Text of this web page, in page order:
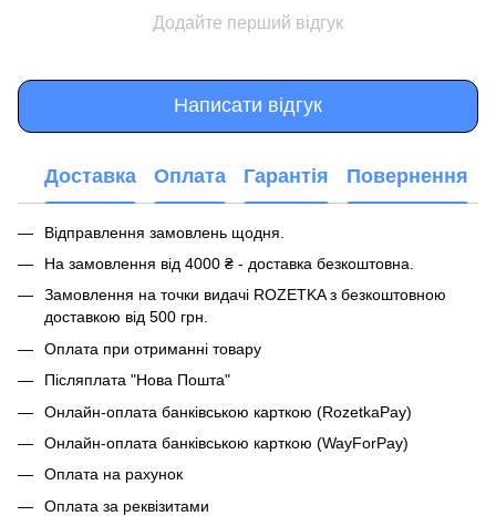
Додайте перший відгук
Написати відгук
Доставка Оплата Гарантія Повернення
Відправлення замовлень щодня.
На замовлення від 4000 ₴ - доставка безкоштовна.
Замовлення на точки видачі ROZETKA з безкоштовною
доставкою від 500 грн.
Оплата при отриманні товару
Післяплата "Нова Пошта"
Онлайн-оплата банківською карткою (RozetkaPay)
Онлайн-оплата банківською карткою (WayForPay)
Оплата на рахунок
Оплата за реквізитами